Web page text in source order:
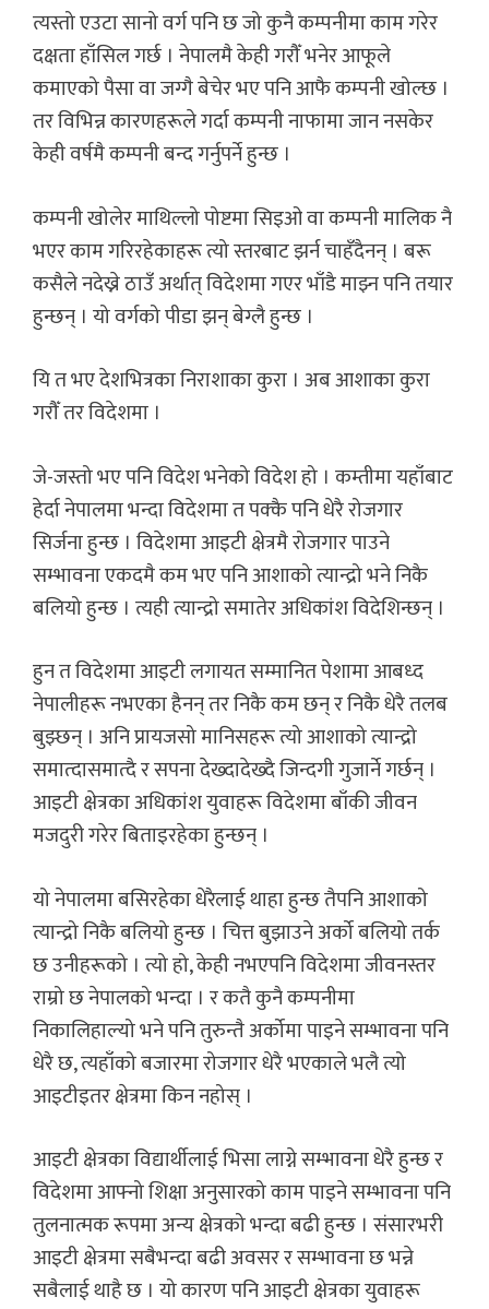
त्यस्तो एउटा सानो वर्ग पनि छ जो कुनै कम्पनीमा काम गरेर
दक्षता हाँसिल गर्छ । नेपालमै केही गरौँ भनेर आफूले
कमाएको पैसा वा जग्गै बेचेर भए पनि आफै कम्पनी खोल्छ ।
तर विभिन्न कारणहरूले गर्दा कम्पनी नाफामा जान नसकेर
केही वर्षमै कम्पनी बन्द गर्नुपर्ने हुन्छ ।
कम्पनी खोलेर माथिल्लो पोष्टमा सिइओ वा कम्पनी मालिक नै
भएर काम गरिरहेकाहरू त्यो स्तरबाट झर्न चाहँदैनन् । बरू
कसैले नदेख्ने ठाउँ अर्थात् विदेशमा गएर भाँडै माझ्न पनि तयार
हुन्छन् । यो वर्गको पीडा झन् बेग्लै हुन्छ ।
यि त भए देशभित्रका निराशाका कुरा । अब आशाका कुरा
गरौँ तर विदेशमा ।
जे-जस्तो भए पनि विदेश भनेको विदेश हो । कम्तीमा यहाँबाट
हेर्दा नेपालमा भन्दा विदेशमा त पक्कै पनि धेरै रोजगार
सिर्जना हुन्छ । विदेशमा आइटी क्षेत्रमै रोजगार पाउने
सम्भावना एकदमै कम भए पनि आशाको त्यान्द्रो भने निकै
बलियो हुन्छ । त्यही त्यान्द्रो समातेर अधिकांश विदेशिन्छन् ।
हुन त विदेशमा आइटी लगायत सम्मानित पेशामा आबध्द
नेपालीहरू नभएका हैनन् तर निकै कम छन् र निकै धेरै तलब
बुझ्छन् । अनि प्रायजसो मानिसहरू त्यो आशाको त्यान्द्रो
समात्दासमात्दै र सपना देख्दादेख्दै जिन्दगी गुजार्ने गर्छन् ।
आइटी क्षेत्रका अधिकांश युवाहरू विदेशमा बाँकी जीवन
मजदुरी गरेर बिताइरहेका हुन्छन् ।
यो नेपालमा बसिरहेका धेरैलाई थाहा हुन्छ तैपनि आशाको
त्यान्द्रो निकै बलियो हुन्छ । चित्त बुझाउने अर्को बलियो तर्क
छ उनीहरूको । त्यो हो, केही नभएपनि विदेशमा जीवनस्तर
राम्रो छ नेपालको भन्दा । र कतै कुनै कम्पनीमा
निकालिहाल्यो भने पनि तुरुन्तै अर्कोमा पाइने सम्भावना पनि
धेरै छ, त्यहाँको बजारमा रोजगार धेरै भएकाले भलै त्यो
आइटीइतर क्षेत्रमा किन नहोस् ।
आइटी क्षेत्रका विद्यार्थीलाई भिसा लाग्ने सम्भावना धेरै हुन्छ र
विदेशमा आफ्नो शिक्षा अनुसारको काम पाइने सम्भावना पनि
तुलनात्मक रूपमा अन्य क्षेत्रको भन्दा बढी हुन्छ । संसारभरी
आइटी क्षेत्रमा सबैभन्दा बढी अवसर र सम्भावना छ भन्ने
सबैलाई थाहै छ । यो कारण पनि आइटी क्षेत्रका युवाहरू